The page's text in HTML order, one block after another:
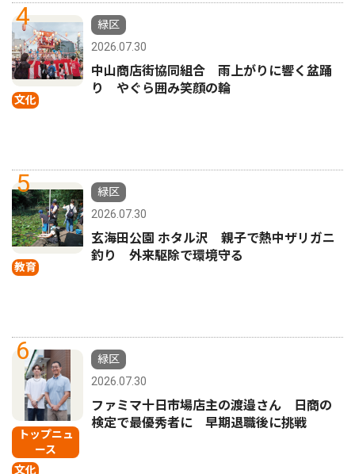
4
文化
緑区
2026.07.30
中山商店街協同組合 雨上がりに響く盆踊
り やぐら囲み笑顔の輪
5
教育
緑区
2026.07.30
玄海田公園 ホタル沢 親子で熱中ザリガニ
釣り 外来駆除で環境守る
6
トップニュ
ース
文化
緑区
2026.07.30
ファミマ十日市場店主の渡邉さん 日商の
検定で最優秀者に 早期退職後に挑戦